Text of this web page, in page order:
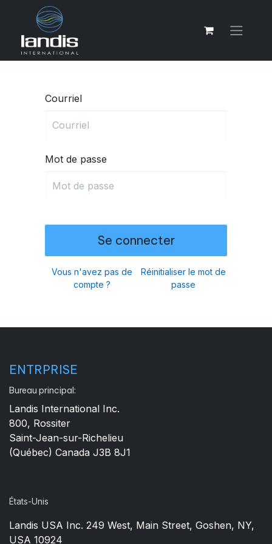
Courriel
Mot de passe
Se connecter
Vous n'avez pas de
compte ?
Réinitialiser le mot de
passe
ENTRPRISE
Bureau principal:
Landis International Inc.
800, Rossiter
Saint-Jean-sur-Richelieu
(Québec) Canada J3B 8J1
États-Unis
Landis USA Inc. 249 West, Main Street, Goshen, NY,
USA 10924